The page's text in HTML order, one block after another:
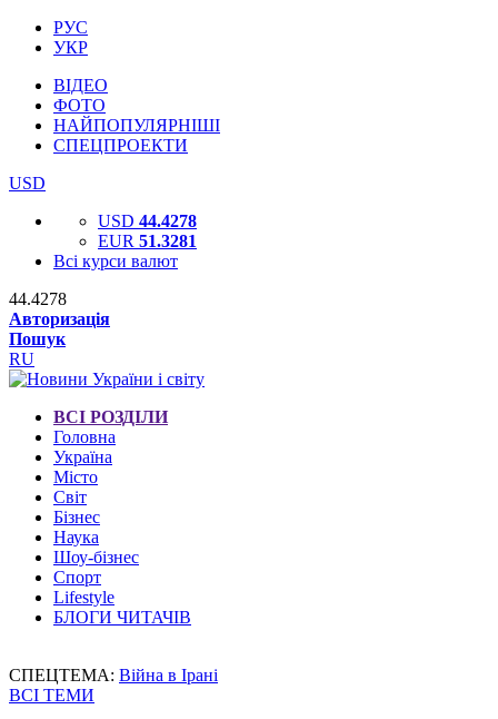
РУС
УКР
ВІДЕО
ФОТО
НАЙПОПУЛЯРНІШІ
СПЕЦПРОЕКТИ
USD
USD 44.4278
EUR 51.3281
Всі курси валют
44.4278
Авторизація
Пошук
RU
ВСІ РОЗДІЛИ
Головна
Україна
Місто
Світ
Бізнес
Наука
Шоу-бізнес
Спорт
Lifestyle
БЛОГИ ЧИТАЧІВ
СПЕЦТЕМА: Війна в Ірані
ВСІ ТЕМИ